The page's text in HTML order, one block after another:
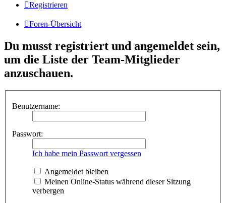
Registrieren
Foren-Übersicht
Du musst registriert und angemeldet sein,
um die Liste der Team-Mitglieder
anzuschauen.
Benutzername:
Passwort:
Ich habe mein Passwort vergessen
Angemeldet bleiben
Meinen Online-Status während dieser Sitzung
verbergen